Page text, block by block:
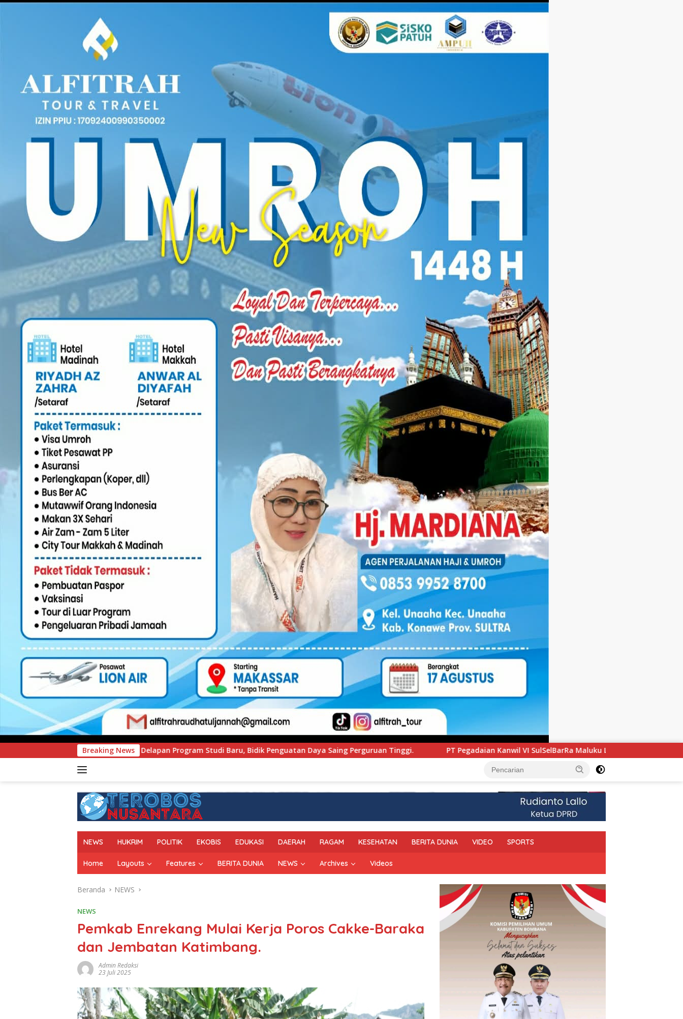
Langsung
ke
Breaking News
Delapan Program Studi Baru, Bidik Penguatan Daya Saing Perguruan Tinggi. PT Pegadaian Kanwil VI SulSelBarRa Maluku Luncurkan Program PANDE EMAS untuk Perkuat
NEWS HUKRIM POLITIK EKOBIS EDUKASI DAERAH RAGAM KESEHATAN BERITA DUNIA VIDEO SPORTS
Home Layouts Features BERITA DUNIA NEWS Archives Videos
Beranda NEWS
NEWS
Pemkab Enrekang Mulai Kerja Poros Cakke-Baraka
dan Jembatan Katimbang.
Admin Redaksi
23 Juli 2025